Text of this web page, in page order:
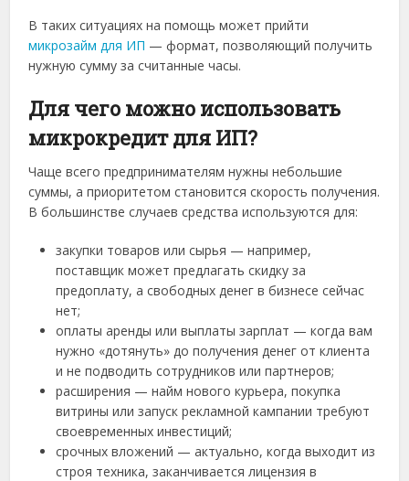
В таких ситуациях на помощь может прийти
микрозайм для ИП — формат, позволяющий получить
нужную сумму за считанные часы.
Для чего можно использовать
микрокредит для ИП?
Чаще всего предпринимателям нужны небольшие
суммы, а приоритетом становится скорость получения.
В большинстве случаев средства используются для:
закупки товаров или сырья — например,
поставщик может предлагать скидку за
предоплату, а свободных денег в бизнесе сейчас
нет;
оплаты аренды или выплаты зарплат — когда вам
нужно «дотянуть» до получения денег от клиента
и не подводить сотрудников или партнеров;
расширения — найм нового курьера, покупка
витрины или запуск рекламной кампании требуют
своевременных инвестиций;
срочных вложений — актуально, когда выходит из
строя техника, заканчивается лицензия в